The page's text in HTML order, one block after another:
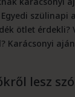
szülinapi
ötlet
Karácsonyi
lesz